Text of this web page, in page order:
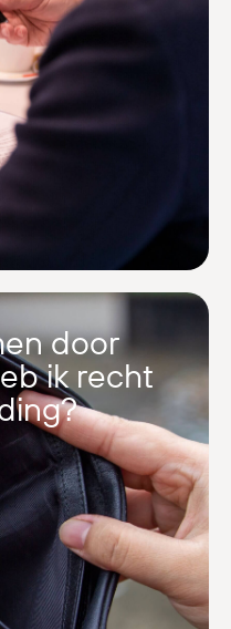
door
ik recht